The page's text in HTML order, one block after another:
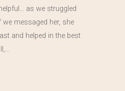
as we struggled
messaged her, she
and helped in the best